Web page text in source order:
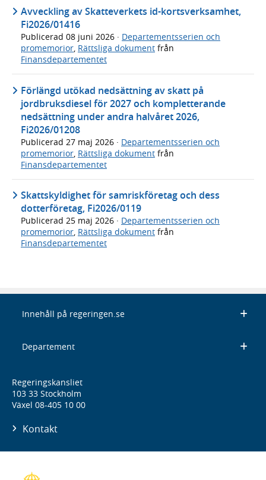
Avveckling av Skatteverkets id-kortsverksamhet,
Fi2026/01416
Publicerad 08 juni 2026 · Departementsserien och
promemorior, Rättsliga dokument från
Finansdepartementet
Förlängd utökad nedsättning av skatt på
jordbruksdiesel för 2027 och kompletterande
nedsättning under andra halvåret 2026,
Fi2026/01208
Publicerad 27 maj 2026 · Departementsserien och
promemorior Rättsliga dokument från
Finansdepartementet
Skattskyldighet för samriskföretag och dess
dotterföretag, Fi2026/0119
Publicerad 25 maj 2026 · Departementsserien och
promemorior, Rättsliga dokument från
Finansdepartementet
Innehåll på regeringen.se
Departement
Regeringskansliet
103 33 Stockholm
Växel 08-405 10 00
Kontakt